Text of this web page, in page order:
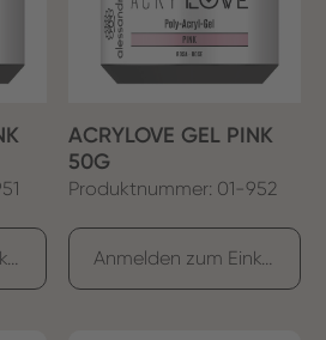
ACRYLOVE GEL PINK
50G
Produktnummer: 01-952